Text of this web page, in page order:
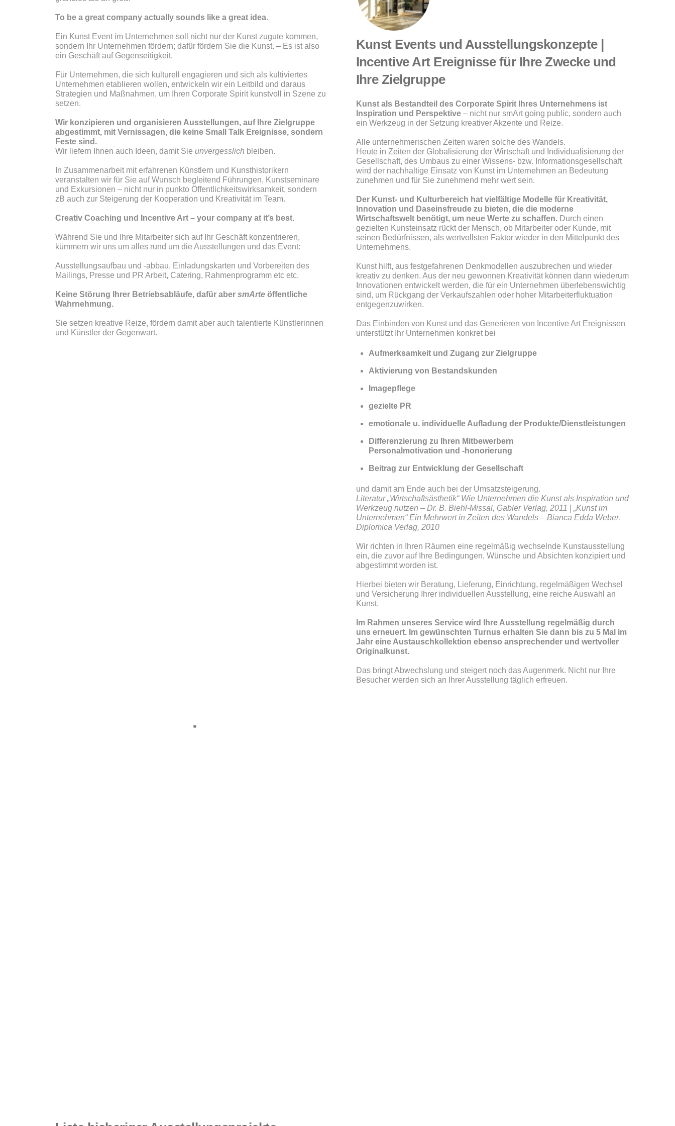
To be a great company actually sounds like a great idea.
Ein Kunst Event im Unternehmen soll nicht nur der Kunst zugute kommen,
sondern Ihr Unternehmen fördern; dafür fördern Sie die Kunst. – Es ist also
ein Geschäft auf Gegenseitigkeit.
Für Unternehmen, die sich kulturell engagieren und sich als kultiviertes
Unternehmen etablieren wollen, entwickeln wir ein Leitbild und daraus
Strategien und Maßnahmen, um Ihren Corporate Spirit kunstvoll in Szene zu
setzen.
Wir konzipieren und organisieren Ausstellungen, auf Ihre Zielgruppe
abgestimmt, mit Vernissagen, die keine Small Talk Ereignisse, sondern
Feste sind.
Wir liefern Ihnen auch Ideen, damit Sie unvergesslich bleiben.
In Zusammenarbeit mit erfahrenen Künstlern und Kunsthistorikern
veranstalten wir für Sie auf Wunsch begleitend Führungen, Kunstseminare
und Exkursionen – nicht nur in punkto Öffentlichkeitswirksamkeit, sondern
zB auch zur Steigerung der Kooperation und Kreativität im Team.
Creativ Coaching und Incentive Art – your company at it’s best.
Während Sie und Ihre Mitarbeiter sich auf Ihr Geschäft konzentrieren,
kümmern wir uns um alles rund um die Ausstellungen und das Event:
Ausstellungsaufbau und -abbau, Einladungskarten und Vorbereiten des
Mailings, Presse und PR Arbeit, Catering, Rahmenprogramm etc etc.
Keine Störung Ihrer Betriebsabläufe, dafür aber smArteöffentliche
Wahrnehmung.
Sie setzen kreative Reize, fördern damit aber auch talentierte Künstlerinnen
und Künstler der Gegenwart.
Kunst Events und Ausstellungskonzepte |
Incentive Art Ereignisse für Ihre Zwecke und
Ihre Zielgruppe
Kunst als Bestandteil des Corporate Spirit Ihres Unternehmens ist
Inspiration und Perspektive– nicht nur smArt going public, sondern auch
ein Werkzeug in der Setzung kreativer Akzente und Reize.
Alle unternehmerischen Zeiten waren solche des Wandels.
Heute in Zeiten der Globalisierung der Wirtschaft und Individualisierung der
Gesellschaft, des Umbaus zu einer Wissens- bzw. Informationsgesellschaft
wird der nachhaltige Einsatz von Kunst im Unternehmen an Bedeutung
zunehmen und für Sie zunehmend mehr wert sein.
Der Kunst- und Kulturbereich hat vielfältige Modelle für Kreativität,
Innovation und Daseinsfreude zu bieten, die die moderne
Wirtschaftswelt benötigt, um neue Werte zu schaffen.Durch einen
gezielten Kunsteinsatz rückt der Mensch, ob Mitarbeiter oder Kunde, mit
seinen Bedürfnissen, als wertvollsten Faktor wieder in den Mittelpunkt des
Unternehmens.
Kunst hilft, aus festgefahrenen Denkmodellen auszubrechen und wieder
kreativ zu denken. Aus der neu gewonnen Kreativität können dann wiederum
Innovationen entwickelt werden, die für ein Unternehmen überlebenswichtig
sind, um Rückgang der Verkaufszahlen oder hoher Mitarbeiterfluktuation
entgegenzuwirken.
Das Einbinden von Kunst und das Generieren von Incentive Art Ereignissen
unterstützt Ihr Unternehmen konkret bei
Aufmerksamkeit und Zugang zur Zielgruppe
Aktivierung von Bestandskunden
Imagepflege
gezielte PR
emotionale u. individuelle Aufladung der Produkte/Dienstleistungen
Differenzierung zu Ihren Mitbewerbern
Personalmotivation und -honorierung
Beitrag zur Entwicklung der Gesellschaft
und damit am Ende auch bei der Umsatzsteigerung.
Literatur „Wirtschaftsästhetik“ Wie Unternehmen die Kunst als Inspiration und
Werkzeug nutzen – Dr. B. Biehl-Missal, Gabler Verlag, 2011 | „Kunst im
Unternehmen“ Ein Mehrwert in Zeiten des Wandels – Bianca Edda Weber,
Diplomica Verlag, 2010
Wir richten in Ihren Räumen eine regelmäßig wechselnde Kunstausstellung
ein, die zuvor auf Ihre Bedingungen, Wünsche und Absichten konzipiert und
abgestimmt worden ist.
Hierbei bieten wir Beratung, Lieferung, Einrichtung, regelmäßigen Wechsel
und Versicherung Ihrer individuellen Ausstellung, eine reiche Auswahl an
Kunst.
Im Rahmen unseres Service wird Ihre Ausstellung regelmäßig durch
uns erneuert. Im gewünschten Turnus erhalten Sie dann bis zu 5 Mal im
Jahr eine Austauschkollektion ebenso ansprechender und wertvoller
Originalkunst.
Das bringt Abwechslung und steigert noch das Augenmerk. Nicht nur Ihre
Besucher werden sich an Ihrer Ausstellung täglich erfreuen.